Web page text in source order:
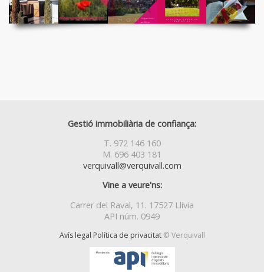
Gestió immobiliària de confiança:
T. 972 146 160
M. 696 403 181
verquivall@verquivall.com
Vine a veure'ns:
Carrer del Raval, 11. 17527 Llívia
API núm. 0949
Avís legal Política de privacitat© Verquivall